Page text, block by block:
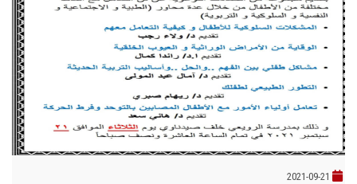
تواصل معنا
الطلاب
هيئة التدريس
الدراسات العليا
2021-09-21